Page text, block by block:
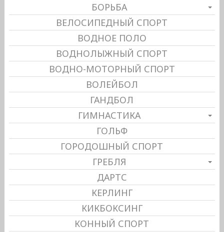
БОРЬБА
ВЕЛОСИПЕДНЫЙ СПОРТ
ВОДНОЕ ПОЛО
ВОДНОЛЫЖНЫЙ СПОРТ
ВОДНО-МОТОРНЫЙ СПОРТ
ВОЛЕЙБОЛ
ГАНДБОЛ
ГИМНАСТИКА
ГОЛЬФ
ГОРОДОШНЫЙ СПОРТ
ГРЕБЛЯ
ДАРТС
КЕРЛИНГ
КИКБОКСИНГ
КОННЫЙ СПОРТ